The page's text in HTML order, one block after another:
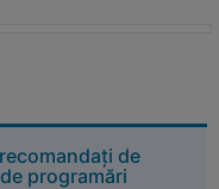
de
programări